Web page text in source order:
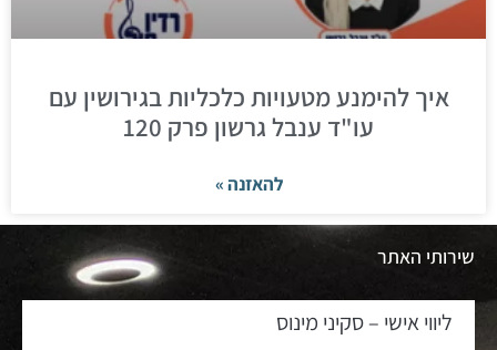
איך להימנע מטעויות כלכליות בגירושין עם
עו"ד ענבל גרשון פרק 120
להאזנה »
שירותי האתר
ליווי אישי – סקיני מינוס